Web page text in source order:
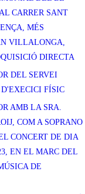
CARRER SANT
MÉS
VILLALONGA,
DIRECTA
DEL SERVEI
FÍSIC
AMB LA SRA.
COM A SOPRANO
CONCERT DE DIA
EN EL MARC DEL
DE